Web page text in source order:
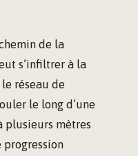
de la
s’infiltrer à la
réseau de
le long d’une
plusieurs mètres